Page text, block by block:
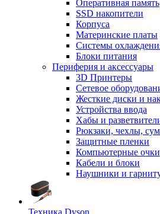
Оперативная память
SSD накопители
Корпуса
Материнские платы
Системы
Блоки питания
Периферия и аксессуары
3D Принтеры
Сетевое
Жесткие диски и
Устройства ввода
Хабы и
Рюкзаки, чехлы,
Защитные пленки
Компьютерные очки
Кабели и блоки
Наушники и
Техника Dyson